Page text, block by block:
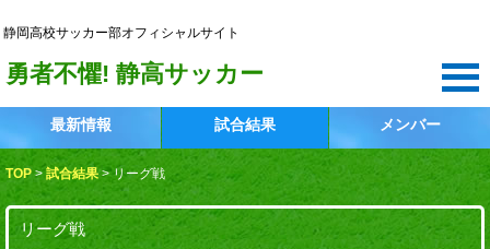
静岡高校サッカー部オフィシャルサイト
勇者不懼! 静高サッカー
最新情報 試合結果 メンバー
TOP > 試合結果 > リーグ戦
リーグ戦